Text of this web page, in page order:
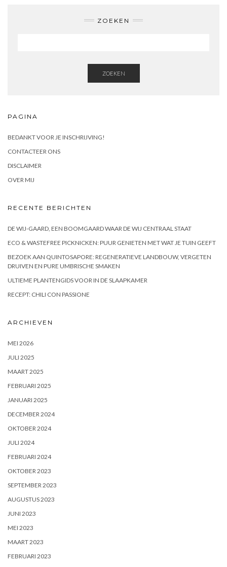
ZOEKEN
ZOEKEN
PAGINA
BEDANKT VOOR JE INSCHRIJVING!
CONTACTEER ONS
DISCLAIMER
OVER MIJ
RECENTE BERICHTEN
DE WIJ-GAARD, EEN BOOMGAARD WAAR DE WIJ CENTRAAL STAAT
ECO & WASTEFREE PICKNICKEN: PUUR GENIETEN MET WAT JE TUIN GEEFT
BEZOEK AAN QUINTOSAPORE: REGENERATIEVE LANDBOUW, VERGETEN
DRUIVEN EN PURE UMBRISCHE SMAKEN
ULTIEME PLANTENGIDS VOOR IN DE SLAAPKAMER
RECEPT: CHILI CON PASSIONE
ARCHIEVEN
MEI 2026
JULI 2025
MAART 2025
FEBRUARI 2025
JANUARI 2025
DECEMBER 2024
OKTOBER 2024
JULI 2024
FEBRUARI 2024
OKTOBER 2023
SEPTEMBER 2023
AUGUSTUS 2023
JUNI 2023
MEI 2023
MAART 2023
FEBRUARI 2023